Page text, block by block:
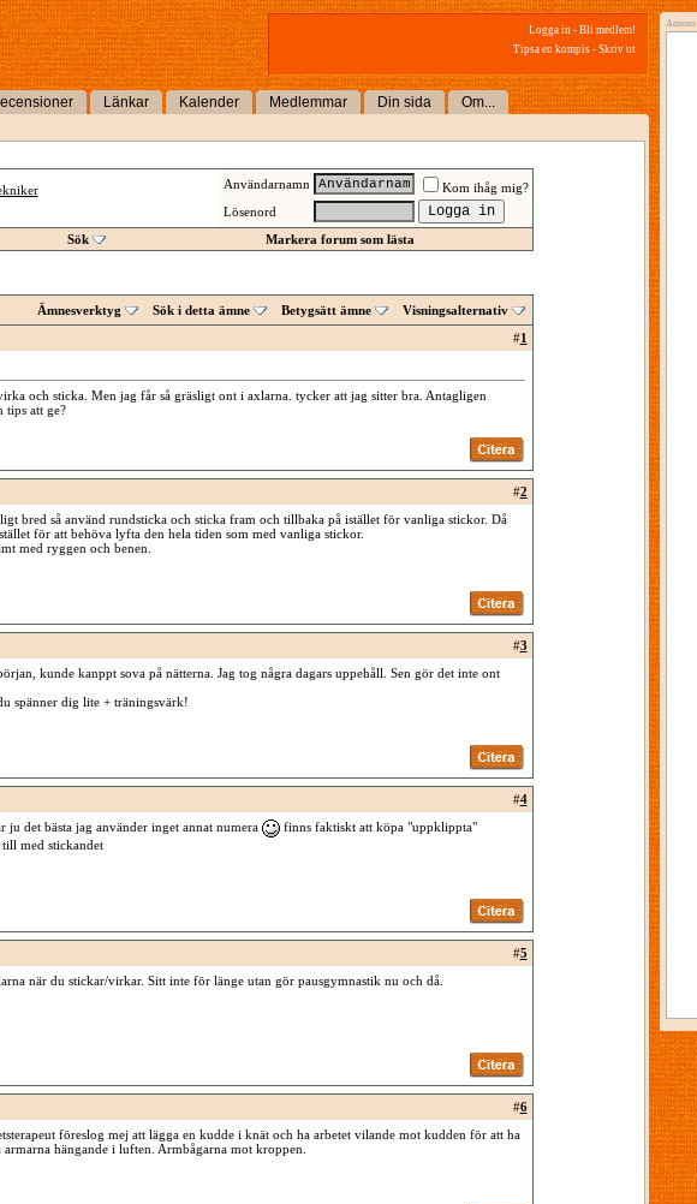
Logga in - Bli medlem!
Tipsa en kompis - Skriv ut
Länkar Kalender Medlemmar Din sida Om...
Användarnamn
Kom ihåg mig?
Lösenord
Sök Markera forum som lästa
Ämnesverktyg Sök i detta ämne Betygsätt ämne
Visningsalternativ
#1
och sticka. Men jag får så gräsligt ont i axlarna. tycker att jag sitter bra. Antagligen
tips att ge?
#2
bred så använd rundsticka och sticka fram och tillbaka på istället för vanliga stickor. Då
för att behöva lyfta den hela tiden som med vanliga stickor.
med ryggen och benen.
#3
kunde kanppt sova på nätterna. Jag tog några dagars uppehåll. Sen gör det inte ont
spänner dig lite + träningsvärk!
#4
ju det bästa jag använder inget annat numera
finns faktiskt att köpa "uppklippta"
med stickandet
#5
när du stickar/virkar. Sitt inte för länge utan gör pausgymnastik nu och då.
#6
föreslog mej att lägga en kudde i knät och ha arbetet vilande mot kudden för att ha
hängande i luften. Armbågarna mot kroppen.
Annons